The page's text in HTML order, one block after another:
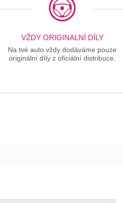
VŽDY ORIGINALNÍ DÍLY
Na tvé auto vždy dodáváme pouze
originální díly z oficiální distribuce.